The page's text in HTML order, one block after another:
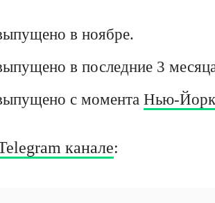
в ноябре.
в последние 3
с момента Нью-
канале: